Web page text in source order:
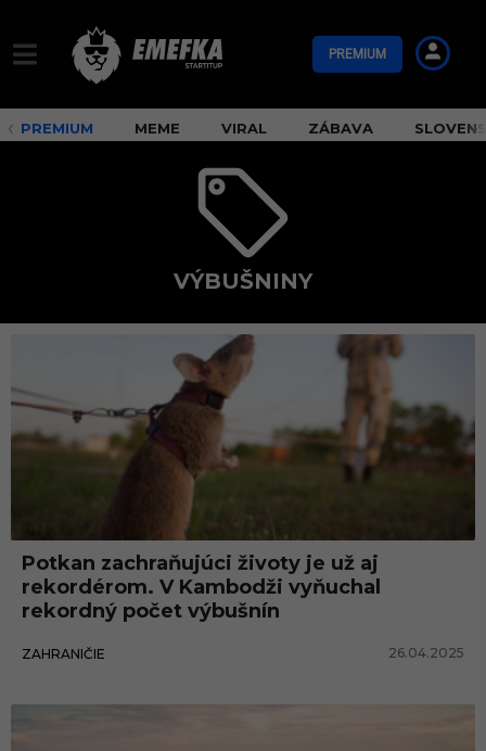
PREMIUM
PREMIUM MEME VIRAL ZÁBAVA
VÝBUŠNINY
ý
b
u
i
n
y
Potkan zachraňujúci životy je už aj
rekordérom. V Kambodži vyňuchal
rekordný počet výbušnín
ZAHRANIČIE 26.04.2025